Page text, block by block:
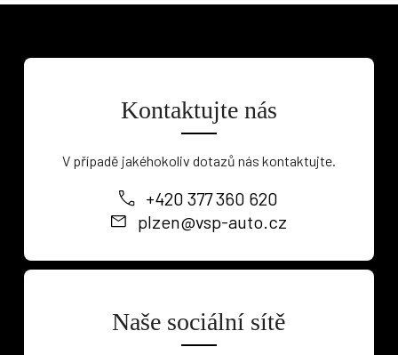
Kontaktujte nás
V případě jakéhokoliv dotazů nás kontaktujte.
+420 377 360 620
plzen@vsp-auto.cz
Naše sociální sítě